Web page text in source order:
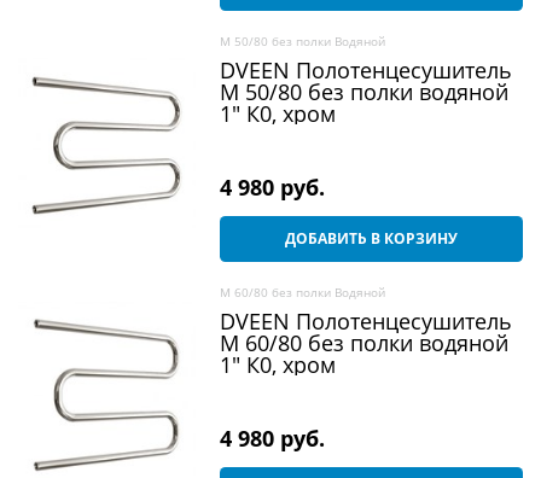
M 50/80 без полки Водяной
DVEEN Полотенцесушитель
M 50/80 без полки водяной
1" К0, хром
4 980 руб.
ДОБАВИТЬ В КОРЗИНУ
M 60/80 без полки Водяной
DVEEN Полотенцесушитель
M 60/80 без полки водяной
1" К0, хром
4 980 руб.